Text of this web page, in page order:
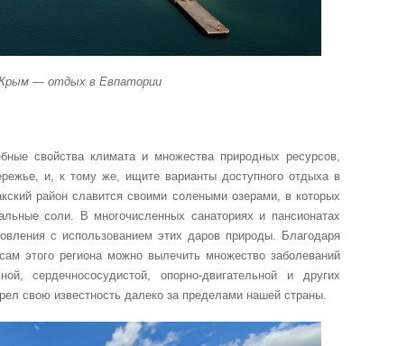
— отдых в Евпатории
свойства климата и множества природных ресурсов,
и, к тому же, ищите варианты доступного отдыха в
район славится своими солеными озерами, в которых
соли. В многочисленных санаториях и пансионатах
с использованием этих даров природы. Благодаря
этого региона можно вылечить множество заболеваний
сердечнососудистой, опорно-двигательной и других
свою известность далеко за пределами нашей страны.